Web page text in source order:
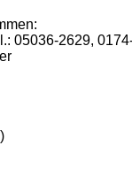
05036-2629,